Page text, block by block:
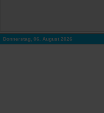
Donnerstag, 06. August 2026